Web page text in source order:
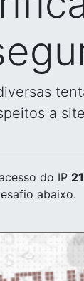
a
do IP
abaixo.